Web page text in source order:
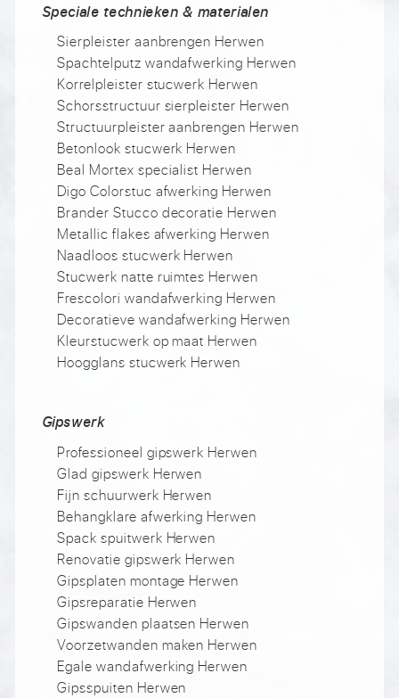
Speciale technieken & materialen
Sierpleister aanbrengen Herwen
Spachtelputz wandafwerking Herwen
Korrelpleister stucwerk Herwen
Schorsstructuur sierpleister Herwen
Structuurpleister aanbrengen Herwen
Betonlook stucwerk Herwen
Beal Mortex specialist Herwen
Digo Colorstuc afwerking Herwen
Brander Stucco decoratie Herwen
Metallic flakes afwerking Herwen
Naadloos stucwerk Herwen
Stucwerk natte ruimtes Herwen
Frescolori wandafwerking Herwen
Decoratieve wandafwerking Herwen
Kleurstucwerk op maat Herwen
Hoogglans stucwerk Herwen
Gipswerk
Professioneel gipswerk Herwen
Glad gipswerk Herwen
Fijn schuurwerk Herwen
Behangklare afwerking Herwen
Spack spuitwerk Herwen
Renovatie gipswerk Herwen
Gipsplaten montage Herwen
Gipsreparatie Herwen
Gipswanden plaatsen Herwen
Voorzetwanden maken Herwen
Egale wandafwerking Herwen
Gipsspuiten Herwen